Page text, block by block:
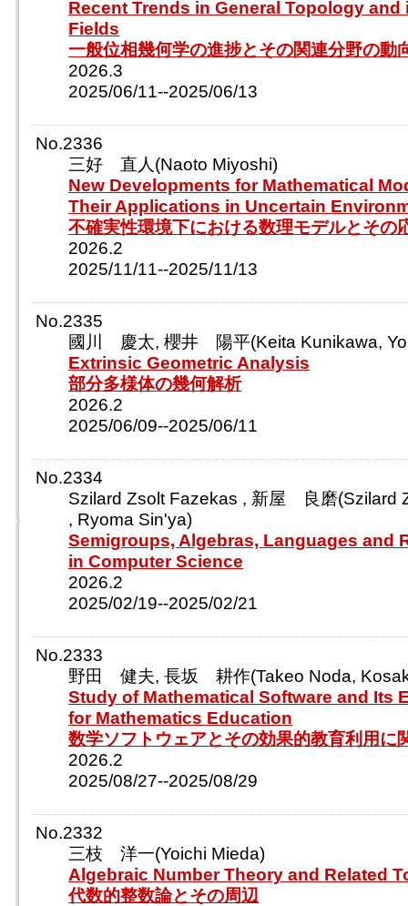
Recent Trends in General Topology and
Fields
一般位相幾何学の進捗とその関連分野の動
2026.3
2025/06/11--2025/06/13
No.2336
三好 直人(Naoto Miyoshi)
New Developments for Mathematical
Their Applications in Uncertain
不確実性環境下における数理モデルとその
2026.2
2025/11/11--2025/11/13
No.2335
國川 慶太, 櫻井 陽平(Keita Kunikawa,
Extrinsic Geometric Analysis
部分多様体の幾何解析
2026.2
2025/06/09--2025/06/11
No.2334
Szilard Zsolt Fazekas , 新屋 良磨(Szilard
, Ryoma Sin'ya)
Semigroups, Algebras, Languages and
in Computer Science
2026.2
2025/02/19--2025/02/21
No.2333
野田 健夫, 長坂 耕作(Takeo Noda,
Study of Mathematical Software and Its
for Mathematics Education
数学ソフトウェアとその効果的教育利用に
2026.2
2025/08/27--2025/08/29
No.2332
三枝 洋一(Yoichi Mieda)
Algebraic Number Theory and Related
代数的整数論とその周辺